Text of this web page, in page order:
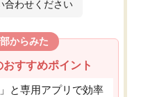
合わせください
からみた
すすめポイント
と専用アプリで効率